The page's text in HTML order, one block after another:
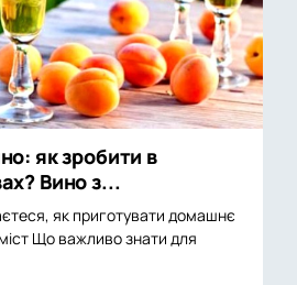
як зробити в
Вино з...
як приготувати домашнє
Що важливо знати для